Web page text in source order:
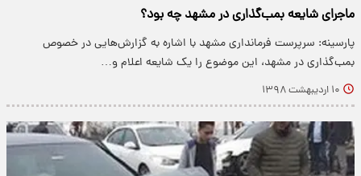
ماجرای شایعه بمب‌گذاری در مشهد چه بود؟
پارسینه: سرپرست فرمانداری مشهد با اشاره به گزارش‌هایی در خصوص
بمب‌گذاری در مشهد، این موضوع را یک شایعه اعلام و…
۱۰ اردیبهشت ۱۳۹۸